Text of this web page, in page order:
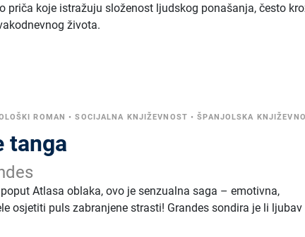
priča koje istražuju složenost ljudskog ponašanja, često
života.
ROMAN •SOCIJALNA KNJIŽEVNOST •ŠPANJOLSKA
tanga
Atlasa oblaka, ovo je senzualna saga – emotivna,
osjetiti puls zabranjene strasti! Grandes sondira je li ljubav